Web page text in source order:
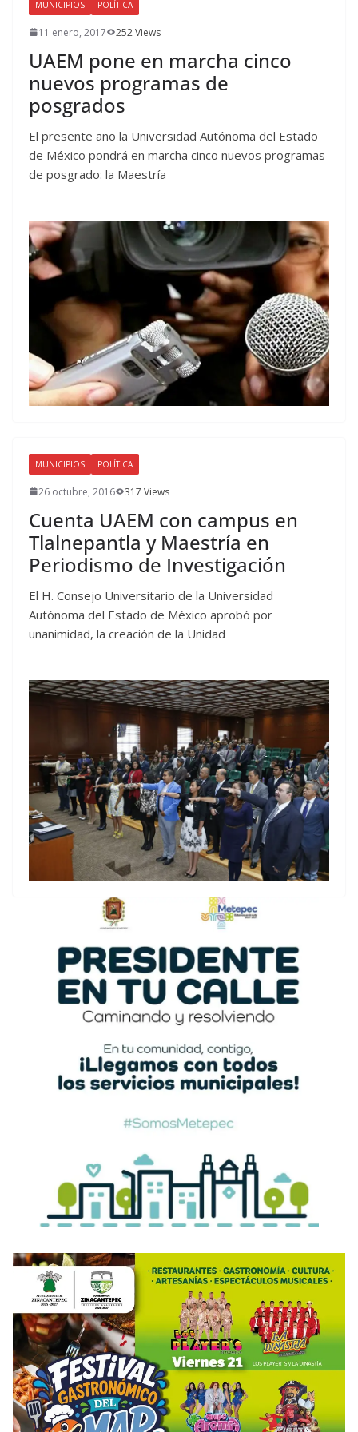
MUNICIPIOS POLÍTICA
11 enero, 2017 252 Views
UAEM pone en marcha cinco
nuevos programas de
posgrados
El presente año la Universidad Autónoma del Estado
de México pondrá en marcha cinco nuevos programas
de posgrado: la Maestría
MUNICIPIOS POLÍTICA
26 octubre, 2016 317 Views
Cuenta UAEM con campus en
Tlalnepantla y Maestría en
Periodismo de Investigación
El H. Consejo Universitario de la Universidad
Autónoma del Estado de México aprobó por
unanimidad, la creación de la Unidad